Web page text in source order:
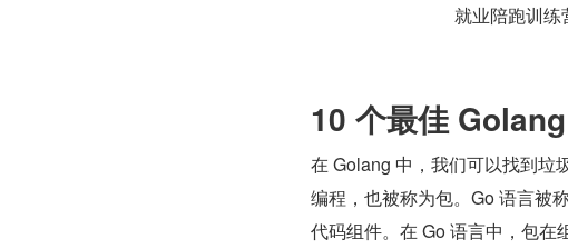
就业陪跑训练
10 个最佳
在 Golang 中，我们可以找到垃
编程，也被称为包。Go 语言被
代码组件。在 Go 语言中，包在